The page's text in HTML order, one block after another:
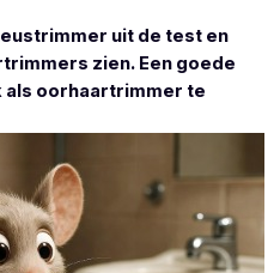
uit de test en
zien. Een goede
als oorhaartrimmer te